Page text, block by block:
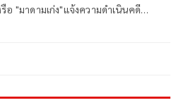
อ "มาดามเก่ง"แจ้งความดำเนินคดี